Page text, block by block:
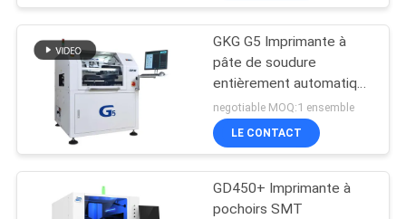
CONTACTEZ-
NOUS
NOUVELLES
SHOPPING
Four de ré-
écoulement de SMT
34
GKG G5 Imprimante à
pâte de soudure
entièrement automatique
Imprimante à pochoirs
SMT pour sérigraphie
negotiable MOQ:1 ensemble
LE CONTACT
GD450+ Imprimante à
pochoirs SMT